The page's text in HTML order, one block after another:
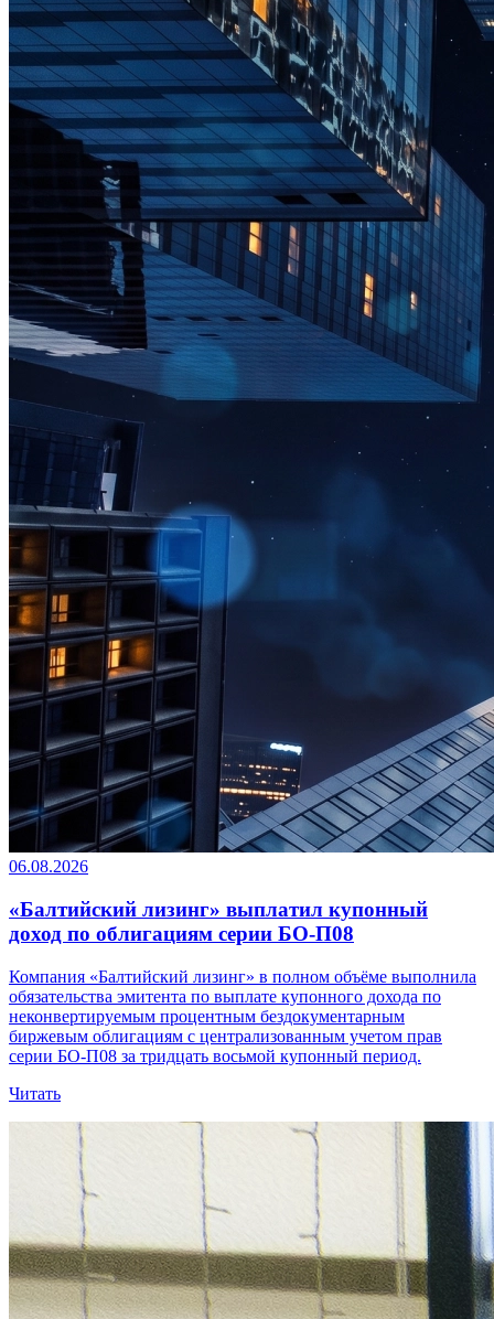
06.08.2026
«Балтийский лизинг» выплатил купонный
доход по облигациям серии БО-П08
Компания «Балтийский лизинг» в полном объёме выполнила
обязательства эмитента по выплате купонного дохода по
неконвертируемым процентным бездокументарным
биржевым облигациям с централизованным учетом прав
серии БО-П08 за тридцать восьмой купонный период.
Читать